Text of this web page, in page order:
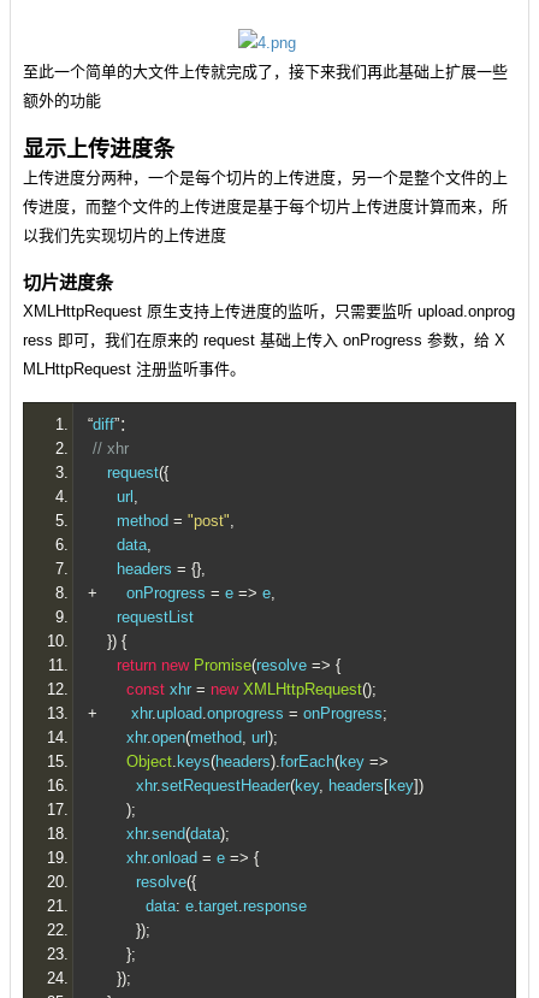
至此一个简单的大文件上传就完成了，接下来我们再此基础上扩展一些
额外的功能
显示上传进度条
上传进度分两种，一个是每个切片的上传进度，另一个是整个文件的上
传进度，而整个文件的上传进度是基于每个切片上传进度计算而来，所
以我们先实现切片的上传进度
切片进度条
XMLHttpRequest 原生支持上传进度的监听，只需要监听 upload.onprog
ress 即可，我们在原来的 request 基础上传入 onProgress 参数，给 X
MLHttpRequest 注册监听事件。
“diff”：
// xhr
request({
url ,
method = "post",
data,
headers = {},
+ onProgress = e => e,
requestList
}) {
return new Promise(resolve => {
const xhr = new XMLHttpRequest();
+ xhr.upload.onprogress = onProgress;
xhr.open(method, url );
Object. keys(headers).forEach(key =>
xhr.setRequestHeader(key, headers [key])
);
xhr.send(data);
xhr.onload = e => {
resolve({
data: e.target.response
});
};
});